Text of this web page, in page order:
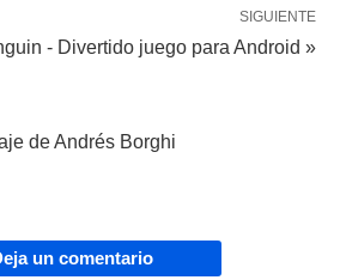
SIGUIENTE
- Divertido juego para Android »
de Andrés Borghi
un comentario